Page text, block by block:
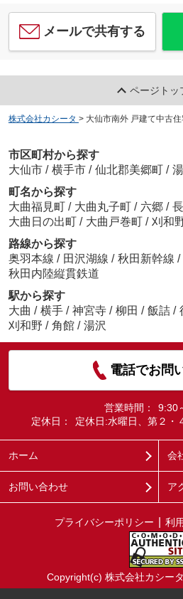
メールで共有する
ページトッ
株式会社カシータ > 大仙市南外 戸建て中古
市区町村から探す
大仙市 / 横手市 / 仙北郡美郷町 /
町名から探す
大曲福見町 / 大曲丸子町 / 六郷 /
大曲日の出町 / 大曲戸巻町 / 刈和
路線から探す
奥羽本線 / 田沢湖線 / 秋田新幹線 /
秋田内陸縦貫鉄道
駅から探す
大曲 / 横手 / 神宮寺 / 柳田 / 飯詰 /
刈和野 / 角館 / 湯沢
電話でお問
営業時間：
9:30
定休日：
定休日:水曜日、第２・
ホーム 会
お問い合わせ ア
プライバシーポリシー 利
Copyright(c) 株式会社カシー